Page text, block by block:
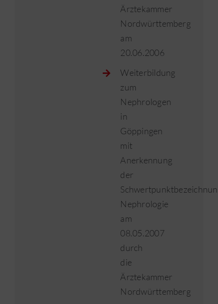
Ärztekammer
Nordwürttemberg
am
20.06.2006
Weiterbildung
zum
Nephrologen
in
Göppingen
mit
Anerkennung
der
Nephrologie
am
08.05.2007
durch
die
Ärztekammer
Nordwürttemberg